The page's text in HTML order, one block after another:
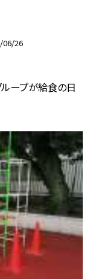
06/26
ープが給食の日